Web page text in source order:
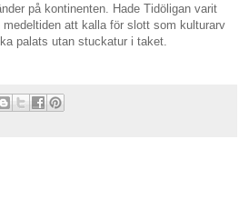
på kontinenten. Hade Tidöligan varit
att kalla för slott som kulturarv
palats utan stuckatur i taket.